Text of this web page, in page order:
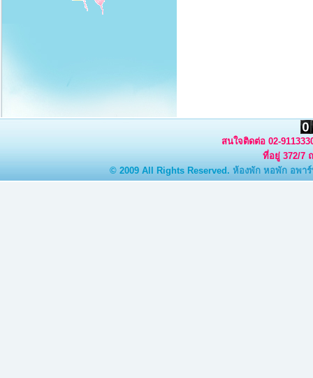
สนใจติดต่อ 02-
ที่อยู่ 372/7
© 2009 All Rights Reserved. ห้องพัก หอพัก อพา